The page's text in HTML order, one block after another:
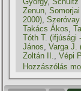
Zenun,
2000),
Takács Ákos,
Tóth T. (ifjúsági
János,Varga J.
Zoltán II.,Vépi
Hozzászólás